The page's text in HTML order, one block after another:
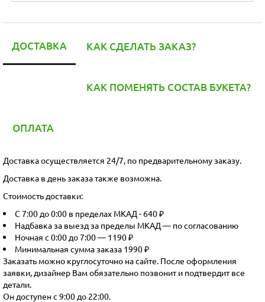
ДОСТАВКА КАК СДЕЛАТЬ ЗАКАЗ?
КАК ПОМЕНЯТЬ СОСТАВ БУКЕТА?
ОПЛАТА
Доставка осуществляется 24/7, по предварительному заказу.
Доставка в день заказа также возможна.
Стоимость доставки:
С 7:00 до 0:00 в пределах МКАД - 640 ₽
Надбавка за выезд за пределы МКАД — по согласованию
Ночная с 0:00 до 7:00 — 1190 ₽
Минимальная сумма заказа 1990 ₽
Заказать можно круглосуточно на сайте. После оформления
заявки, дизайнер Вам обязательно позвонит и подтвердит все
детали.
Он доступен с 9:00 до 22:00.